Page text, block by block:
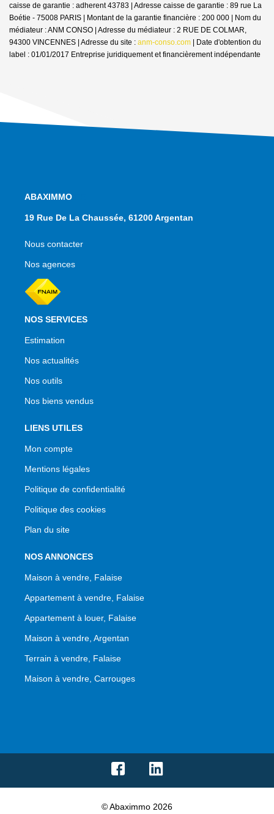
caisse de garantie : adherent 43783 | Adresse caisse de garantie : 89 rue La
Boétie - 75008 PARIS | Montant de la garantie financière : 200 000 | Nom du
médiateur : ANM CONSO | Adresse du médiateur : 2 RUE DE COLMAR,
94300 VINCENNES | Adresse du site : anm-conso.com | Date d'obtention du
label : 01/01/2017 Entreprise juridiquement et financièrement indépendante
NOS AGENCES
19 Rue De La Chaussée, 61200 Argentan
Nous contacter
Nos agences
NOS SERVICES
Estimation
Nos actualités
Nos outils
Nos biens vendus
LIENS UTILES
Mon compte
Mentions légales
Politique de confidentialité
Politique des cookies
Plan du site
NOS ANNONCES
Maison à vendre, Falaise
Appartement à vendre, Falaise
Appartement à louer, Falaise
Maison à vendre, Argentan
Terrain à vendre, Falaise
Maison à vendre, Carrouges
© Abaximmo 2026